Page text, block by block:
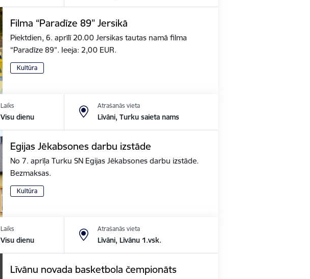
Filma “Paradīze 89” Jersikā
Piektdien, 6. aprīlī 20.00 Jersikas tautas namā filma
“Paradīze 89”. Ieeja: 2,00 EUR.
Kultūra
Laiks
Visu dienu
Atrašanās vieta
Līvāni, Turku saieta nams
Egijas Jēkabsones darbu izstāde
No 7. aprīļa Turku SN Egijas Jēkabsones darbu izstāde.
Bezmaksas.
Kultūra
Laiks
Visu dienu
Atrašanās vieta
Līvāni, Līvānu 1.vsk.
Līvānu novada basketbola čempionāts